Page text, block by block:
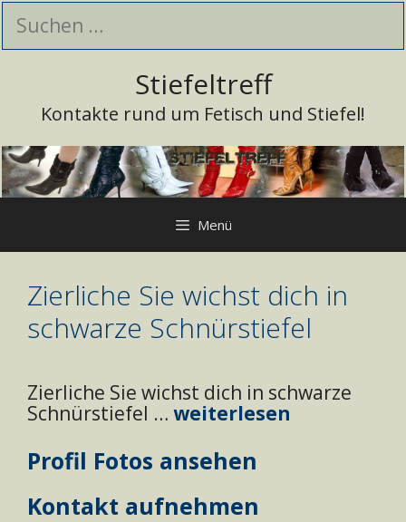
Zum
Inhalt
springen
Suchen
nach:
Stiefeltreff
Kontakte rund um Fetisch und Stiefel!
Menü
Zierliche Sie wichst dich in
schwarze Schnürstiefel
Zierliche Sie wichst dich in schwarze
Schnürstiefel … weiterlesen
Profil Fotos ansehen
Kontakt aufnehmen